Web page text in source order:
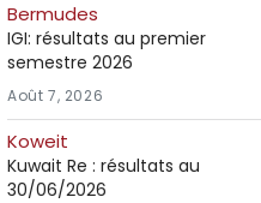
Bermudes
IGI: résultats au premier
semestre 2026
Août 7, 2026
Koweit
Kuwait Re : résultats au
30/06/2026